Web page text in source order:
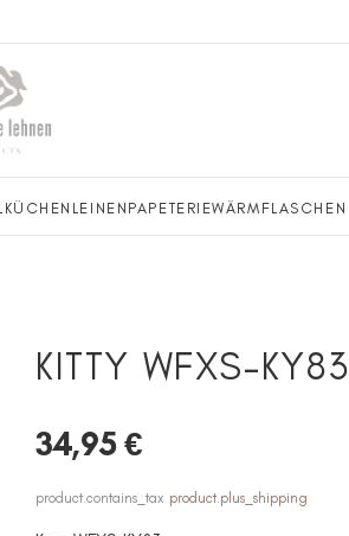
KÜCHENLEINEN PAPETERIEWÄRMFLASCHEN
KITTY WFXS-KY83
34,95 €
product.contains_tax product.plus_shipping